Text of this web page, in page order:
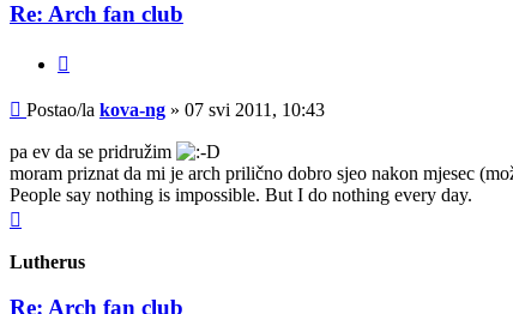
Re: Arch fan club
Post
Postao/la kova-ng » 07 svi 2011, 10:43
pa ev da se pridružim
moram priznat da mi je arch prilično dobro sjeo nakon mjesec
People say nothing is impossible. But I do nothing every day.
Lutherus
Re: Arch fan club